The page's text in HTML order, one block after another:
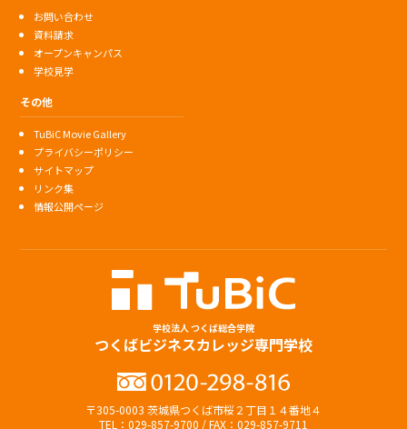
お問い合わせ
資料請求
オープンキャンパス
学校見学
その他
TuBiC Movie Gallery
プライバシーポリシー
サイトマップ
リンク集
情報公開ページ
学校法人 つくば総合学院
つくばビジネスカレッジ専門学校
〒305-0003 茨城県つくば市桜２丁目１４番地４
TEL：029-857-9700 / FAX：029-857-9711